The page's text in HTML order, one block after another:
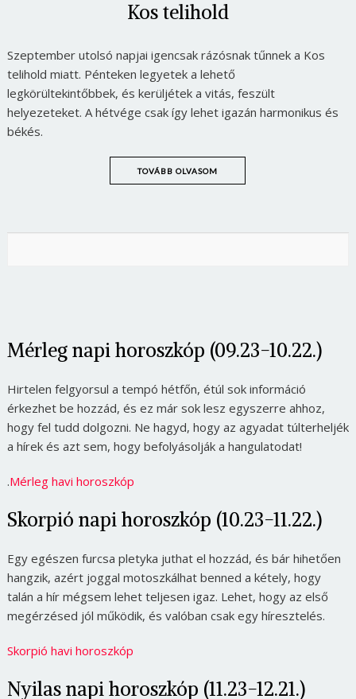
Kos telihold
Szeptember utolsó napjai igencsak rázósnak tűnnek a Kos
telihold miatt. Pénteken legyetek a lehető
legkörültekintőbbek, és kerüljétek a vitás, feszült
helyezeteket. A hétvége csak így lehet igazán harmonikus és
békés.
TOVÁBB OLVASOM
Mérleg napi horoszkóp (09.23-10.22.)
Hirtelen felgyorsul a tempó hétfőn, étúl sok információ
érkezhet be hozzád, és ez már sok lesz egyszerre ahhoz,
hogy fel tudd dolgozni. Ne hagyd, hogy az agyadat túlterheljék
a hírek és azt sem, hogy befolyásolják a hangulatodat!
.Mérleg havi horoszkóp
Skorpió napi horoszkóp (10.23-11.22.)
Egy egészen furcsa pletyka juthat el hozzád, és bár hihetően
hangzik, azért joggal motoszkálhat benned a kétely, hogy
talán a hír mégsem lehet teljesen igaz. Lehet, hogy az első
megérzésed jól működik, és valóban csak egy híresztelés.
Skorpió havi horoszkóp
Nyilas napi horoszkóp (11.23-12.21.)